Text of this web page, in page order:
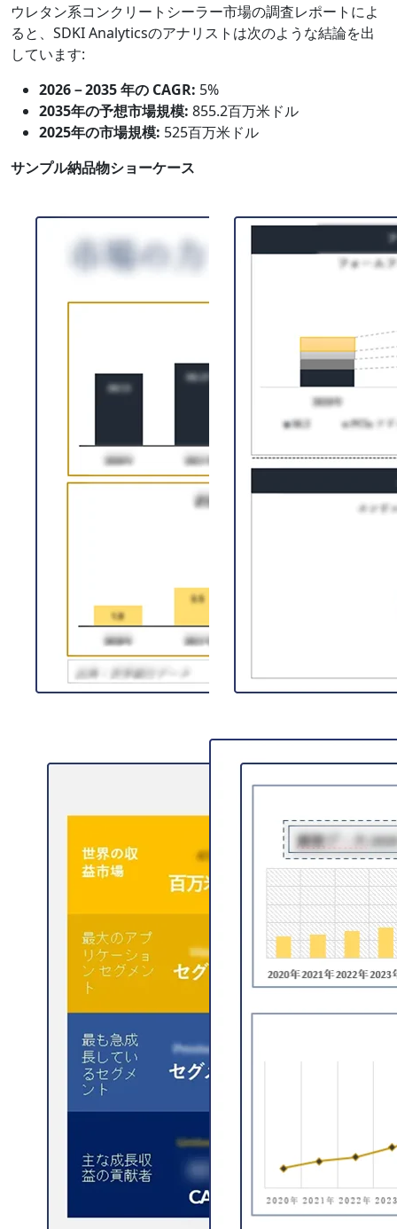
ウレタン系コンクリートシーラー市場の調査レポートによ
ると、SDKI Analyticsのアナリストは次のような結論を出
しています:
2026－2035 年の CAGR: 5%
2035年の予想市場規模: 855.2百万米ドル
2025年の市場規模: 525百万米ドル
サンプル納品物ショーケース